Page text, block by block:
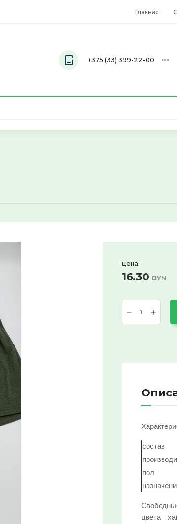
Главная
+375 (33) 399-22-00
цена:
16.30 BYN
− +
состав
пол
цвета